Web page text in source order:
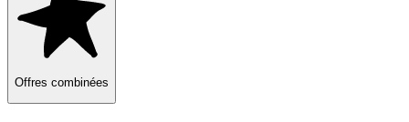
Offres combinées